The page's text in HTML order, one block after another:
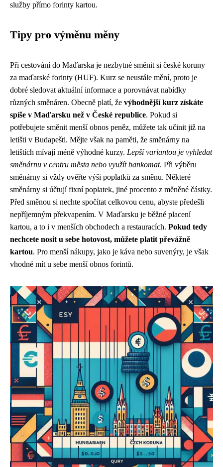
služby přímo forinty kartou.
Tipy pro výměnu měny
Při cestování do Maďarska je nezbytné směnit si české koruny
za maďarské forinty (HUF). Kurz se neustále mění, proto je
dobré sledovat aktuální informace a porovnávat nabídky
různých směnáren. Obecně platí, že výhodnější kurz získáte
spíše v Maďarsku než v České republice. Pokud si
potřebujete směnit menší obnos peněz, můžete tak učinit již na
letišti v Budapešti. Mějte však na paměti, že směnárny na
letištích mívají méně výhodné kurzy. Lepší variantou je vyhledat
směnárnu v centru města nebo využít bankomat. Při výběru
směnárny si vždy ověřte výši poplatků za směnu. Některé
směnárny si účtují fixní poplatek, jiné procento z měněné částky.
Před směnou si nechte spočítat celkovou cenu, abyste předešli
nepříjemným překvapením. V Maďarsku je běžné placení
kartou, a to i v menších obchodech a restauracích. Pokud tedy
nechcete nosit u sebe hotovost, můžete platit převážně
kartou. Pro menší nákupy, jako je káva nebo suvenýry, je však
vhodné mít u sebe menší obnos forintů.